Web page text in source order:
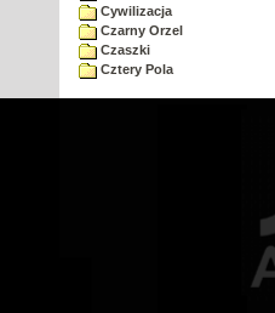
Cywilizacja
Czarny Orzel
Czaszki
Cztery Pola